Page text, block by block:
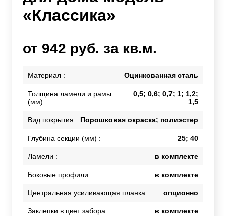
«Классика»
от 942 руб. за кв.м.
Материал : Оцинкованная сталь
Толщина ламели и рамы
(мм) :
0,5; 0,6; 0,7; 1; 1,2;
1,5
Вид покрытия : Порошковая окраска; полиэстер
Глубина секции (мм) : 25; 40
Ламели : в комплекте
Боковые профили : в комплекте
Центральная усиливающая планка : опционно
Заклепки в цвет забора : в комплекте